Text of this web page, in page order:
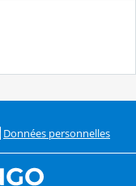
Données personnelles